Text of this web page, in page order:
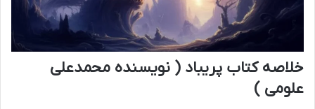
خلاصه کتاب پریباد ( نویسنده محمدعلی
علومی )